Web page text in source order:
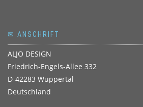
✉ ANSCHRIFT
ALJO DESIGN
Friedrich-Engels-Allee 332
D-42283 Wuppertal
Deutschland